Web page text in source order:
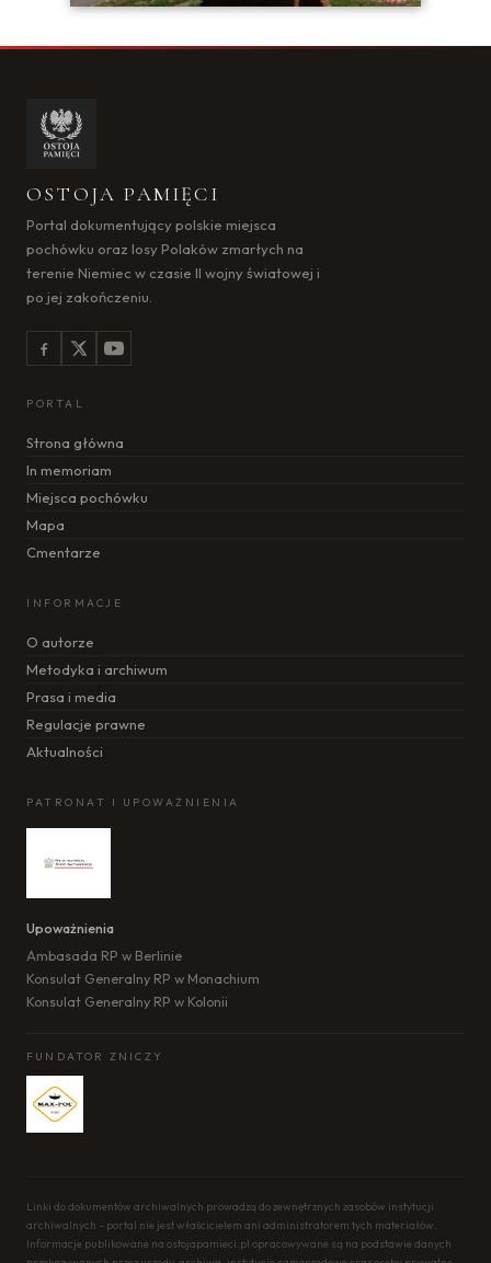
OSTOJA PAMIĘCI
Portal dokumentujący polskie miejsca
pochówku oraz losy Polaków zmarłych na
terenie Niemiec w czasie II wojny światowej i
po jej zakończeniu.
PORTAL
Strona główna
In memoriam
Miejsca pochówku
Mapa
Cmentarze
INFORMACJE
O autorze
Metodyka i archiwum
Prasa i media
Regulacje prawne
Aktualności
PATRONAT I UPOWAŻNIENIA
Upoważnienia
Ambasada RP w Berlinie
Konsulat Generalny RP w Monachium
Konsulat Generalny RP w Kolonii
FUNDATOR ZNICZY
Linki do dokumentów archiwalnych prowadzą do zewnętrznych zasobów instytucji
archiwalnych – portal nie jest właścicielem ani administratorem tych materiałów.
Informacje publikowane na ostojapamieci.pl opracowywane są na podstawie danych